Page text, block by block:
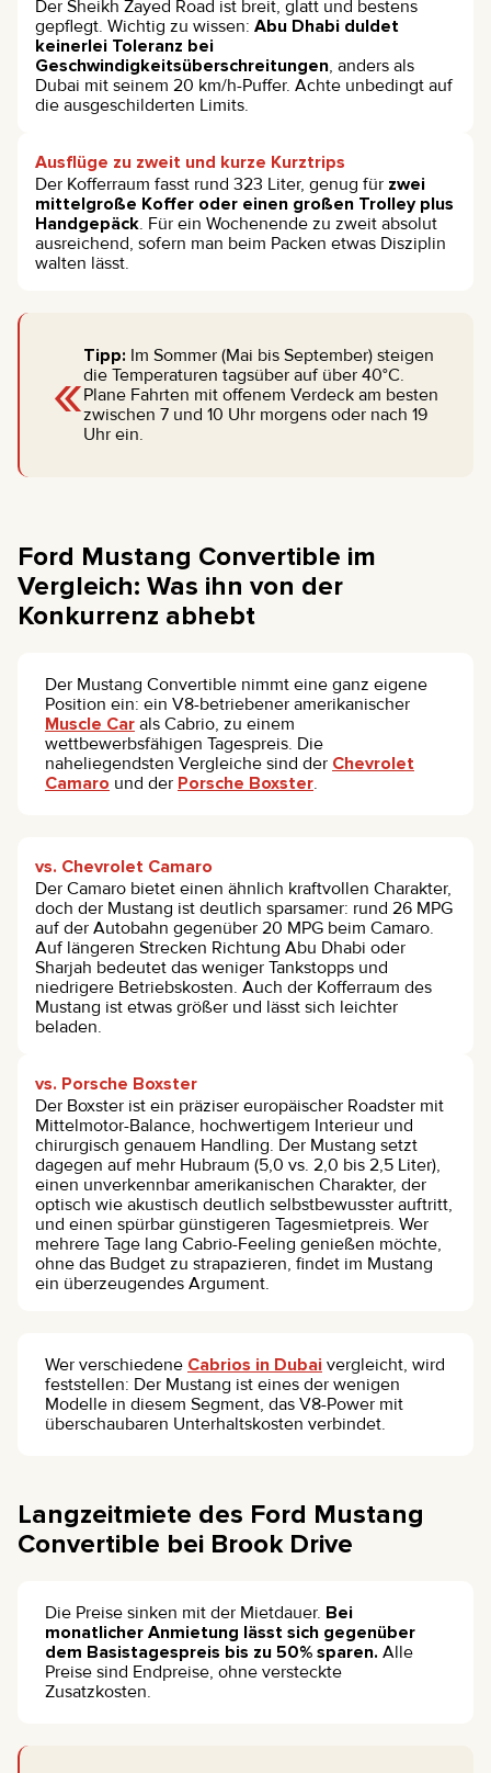
Der Sheikh Zayed Road ist breit, glatt und bestens
gepflegt. Wichtig zu wissen: Abu Dhabi duldet
keinerlei Toleranz bei
Geschwindigkeitsüberschreitungen, anders als
Dubai mit seinem 20 km/h-Puffer. Achte unbedingt auf
die ausgeschilderten Limits.
Ausflüge zu zweit und kurze Kurztrips
Der Kofferraum fasst rund 323 Liter, genug für zwei
mittelgroße Koffer oder einen großen Trolley plus
Handgepäck. Für ein Wochenende zu zweit absolut
ausreichend, sofern man beim Packen etwas Disziplin
walten lässt.
«Tipp: Im Sommer (Mai bis September) steigen
die Temperaturen tagsüber auf über 40°C.
Plane Fahrten mit offenem Verdeck am besten
zwischen 7 und 10 Uhr morgens oder nach 19
Uhr ein.
Ford Mustang Convertible im
Vergleich: Was ihn von der
Konkurrenz abhebt
Der Mustang Convertible nimmt eine ganz eigene
Position ein: ein V8-betriebener amerikanischer
Muscle Car als Cabrio, zu einem
wettbewerbsfähigen Tagespreis. Die
naheliegendsten Vergleiche sind der Chevrolet
Camaro und der Porsche Boxster.
vs. Chevrolet Camaro
Der Camaro bietet einen ähnlich kraftvollen Charakter,
doch der Mustang ist deutlich sparsamer: rund 26 MPG
auf der Autobahn gegenüber 20 MPG beim Camaro.
Auf längeren Strecken Richtung Abu Dhabi oder
Sharjah bedeutet das weniger Tankstopps und
niedrigere Betriebskosten. Auch der Kofferraum des
Mustang ist etwas größer und lässt sich leichter
beladen.
vs. Porsche Boxster
Der Boxster ist ein präziser europäischer Roadster mit
Mittelmotor-Balance, hochwertigem Interieur und
chirurgisch genauem Handling. Der Mustang setzt
dagegen auf mehr Hubraum (5,0 vs. 2,0 bis 2,5 Liter),
einen unverkennbar amerikanischen Charakter, der
optisch wie akustisch deutlich selbstbewusster auftritt,
und einen spürbar günstigeren Tagesmietpreis. Wer
mehrere Tage lang Cabrio-Feeling genießen möchte,
ohne das Budget zu strapazieren, findet im Mustang
ein überzeugendes Argument.
Wer verschiedene Cabrios in Dubai vergleicht, wird
feststellen: Der Mustang ist eines der wenigen
Modelle in diesem Segment, das V8-Power mit
überschaubaren Unterhaltskosten verbindet.
Langzeitmiete des Ford Mustang
Convertible bei Brook Drive
Die Preise sinken mit der Mietdauer. Bei
monatlicher Anmietung lässt sich gegenüber
dem Basistagespreis bis zu 50% sparen. Alle
Preise sind Endpreise, ohne versteckte
Zusatzkosten.